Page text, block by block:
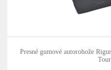
Presné gumové autorohože